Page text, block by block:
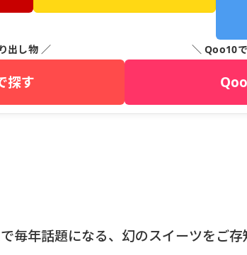
出し物 ／
探す
＼ Qoo10
毎年話題になる、幻のスイーツをご存